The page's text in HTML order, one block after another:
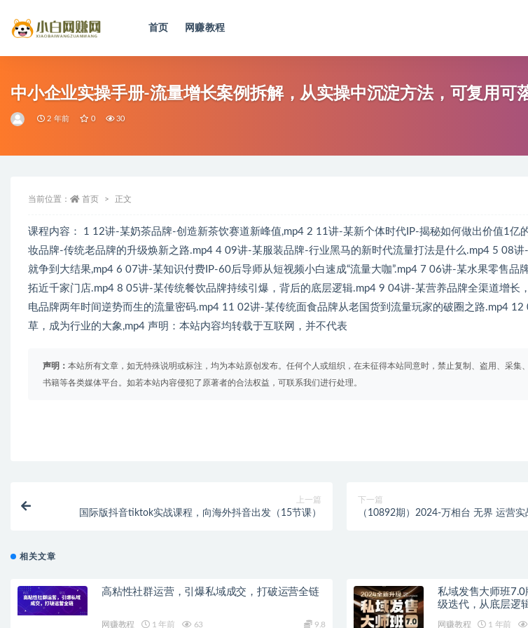
首页 网赚教程
中小企业实操手册-流量增长案例拆解，从实操中沉淀方法，可复用可
2 年前 0 30
当前位置： 首页 正文
课程内容： 1 12讲-某奶茶品牌-创造新茶饮赛道新峰值,mp4 2 11讲-某新个体时代IP-揭秘如何做出价值1亿
妆品牌-传统老品牌的升级焕新之路.mp4 4 09讲-某服装品牌-行业黑马的新时代流量打法是什么.mp4 5 08
就争到大结果,mp4 6 07讲-某知识付费IP-60后导师从短视频小白速成“流量大咖”.mp4 7 06讲-某水果零售品
拓近千家门店.mp4 8 05讲-某传统餐饮品牌持续引爆，背后的底层逻辑.mp4 9 04讲-某营养品牌全渠道增长
电品牌两年时间逆势而生的流量密码.mp4 11 02讲-某传统面食品牌从老国货到流量玩家的破圈之路.mp4
草，成为行业的大象,mp4 声明：本站内容均转载于互联网，并不代表
声明： 本站所有文章，如无特殊说明或标注，均为本站原创发布。任何个人或组织，在未征得本站同意时，禁止复制、盗用、采集
书籍等各类媒体平台。如若本站内容侵犯了原著者的合法权益，可联系我们进行处理。
上一篇
国际版抖音tiktok实战课程，向海外抖音出发（15节课）
下一篇
（10892期）2024-万相台 无界 运营
相关文章
高粘性社群运营，引爆私域成交，打破运营全链
网赚教程 1 年前 63 9.8
私域发售大师班
级迭代，从底层逻
网赚教程 1 年前